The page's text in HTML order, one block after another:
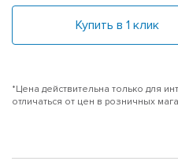
Купить в 1 клик
*Цена действительна только для
отличаться от цен в розничных